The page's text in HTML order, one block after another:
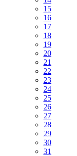
15
16
17
18
19
20
21
22
23
24
25
26
27
28
29
30
31